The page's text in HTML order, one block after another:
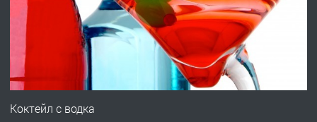
НЕГОВОТО КАЧЕСТВО
преди 2 години
ПРЕДЛАГА Имот в Северна Гърция, до Кавала
Коктейл с водка